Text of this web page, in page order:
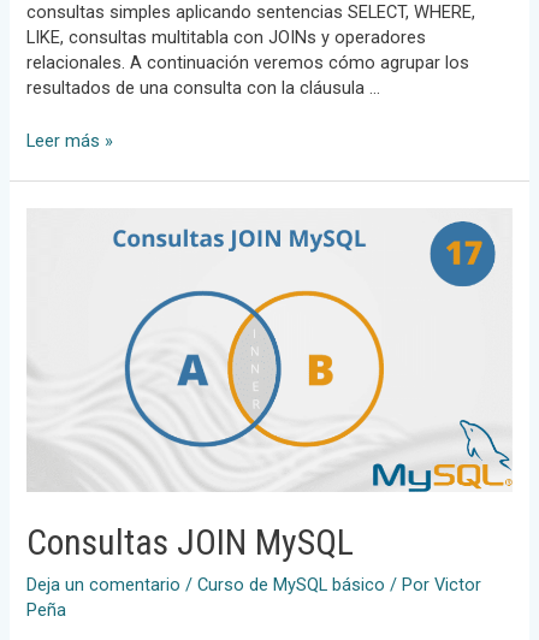
consultas simples aplicando sentencias SELECT, WHERE,
LIKE, consultas multitabla con JOINs y operadores
relacionales. A continuación veremos cómo agrupar los
resultados de una consulta con la cláusula …
Cláusula
Leer más »
Consultas JOIN MySQL
Deja un comentario /Curso de MySQL básico / PorVictor
Peña